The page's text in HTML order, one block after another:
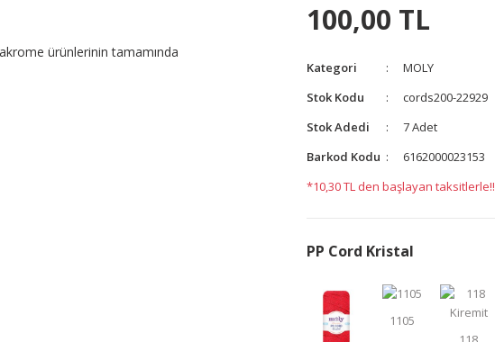
ürünlerinin tamamında
100,00 TL
Kategori
MOLY
Stok Kodu
cords200-22929
Stok Adedi
7 Adet
Barkod Kodu
6162000023153
*10,30 TL den başlayan taksitlerle!!
PP Cord Kristal